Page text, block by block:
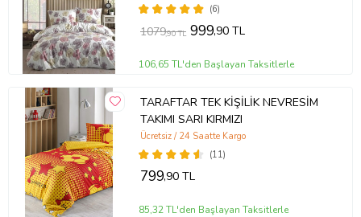
(6)
1079,90 TL 999,90 TL
106,65 TL'den Başlayan Taksitlerle
TARAFTAR TEK KİŞİLİK NEVRESİM
TAKIMI SARI KIRMIZI
(11)
Ücretsiz / 24 Saatte Kargo
799,90 TL
85,32 TL'den Başlayan Taksitlerle